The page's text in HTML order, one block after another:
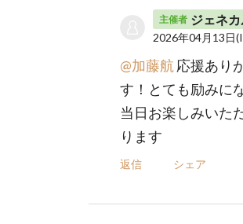
主催者 ジェネ
2026年04月13日
@加藤航 応援あり
す！とても励みに
当日お楽しみいた
ります
返信 シェア